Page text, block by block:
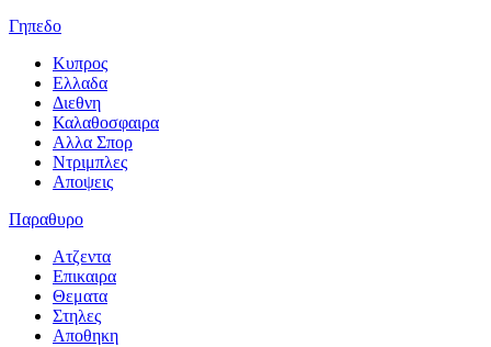
Γηπεδο
Κυπρος
Ελλαδα
Διεθνη
Καλαθοσφαιρα
Αλλα Σπορ
Ντριμπλες
Αποψεις
Παραθυρο
Ατζεντα
Επικαιρα
Θεματα
Στηλες
Αποθηκη